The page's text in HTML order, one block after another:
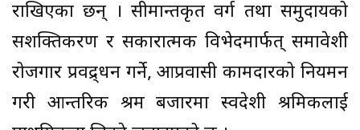
राखिएका छन् । सीमान्तकृत वर्ग तथा समुदायको
सशक्तिकरण र सकारात्मक विभेदमार्फत् समावेशी
रोजगार प्रवद्र्धन गर्ने, आप्रवासी कामदारको नियमन
गरी आन्तरिक श्रम बजारमा स्वदेशी श्रमिकलाई